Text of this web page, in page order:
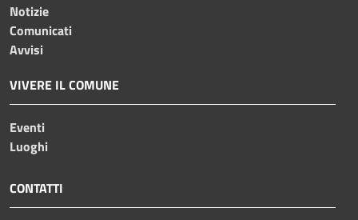
Notizie
Comunicati
Avvisi
VIVERE IL COMUNE
Eventi
Luoghi
CONTATTI